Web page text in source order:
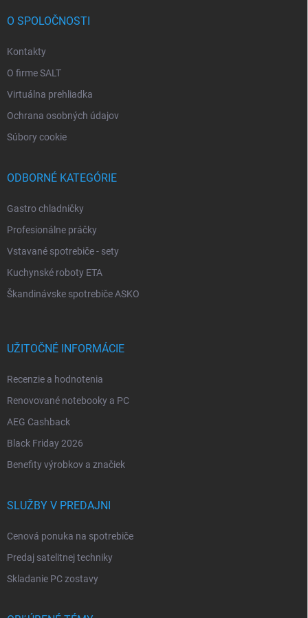
O SPOLOČNOSTI
Kontakty
O firme SALT
Virtuálna prehliadka
Ochrana osobných údajov
Súbory cookie
ODBORNÉ KATEGÓRIE
Gastro chladničky
Profesionálne práčky
Vstavané spotrebiče - sety
Kuchynské roboty ETA
Škandinávske spotrebiče ASKO
UŽITOČNÉ INFORMÁCIE
Recenzie a hodnotenia
Renovované notebooky a PC
AEG Cashback
Black Friday 2026
Benefity výrobkov a značiek
SLUŽBY V PREDAJNI
Cenová ponuka na spotrebiče
Predaj satelitnej techniky
Skladanie PC zostavy